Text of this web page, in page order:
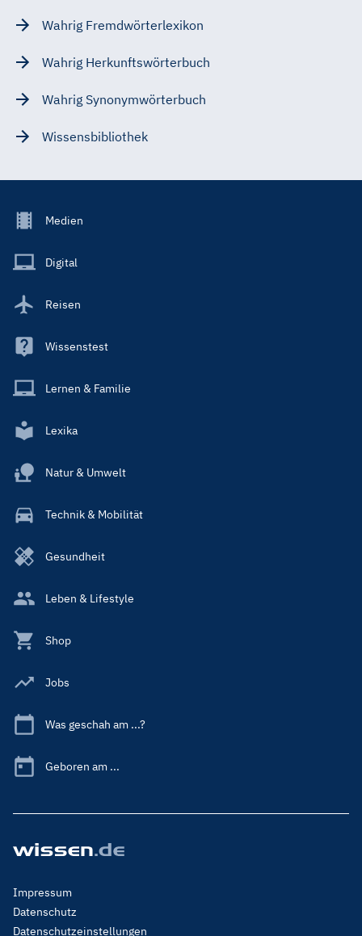
Wahrig Fremdwörterlexikon
Wahrig Herkunftswörterbuch
Wahrig Synonymwörterbuch
Wissensbibliothek
Footer
Main
Medien
Digital
Reisen
Wissenstest
Lernen & Familie
Lexika
Natur & Umwelt
Technik & Mobilität
Gesundheit
Leben & Lifestyle
Shop
Jobs
Was geschah am ...?
Geboren am ...
Footer
Menu
Legal
Impressum
Datenschutz
Datenschutzeinstellungen